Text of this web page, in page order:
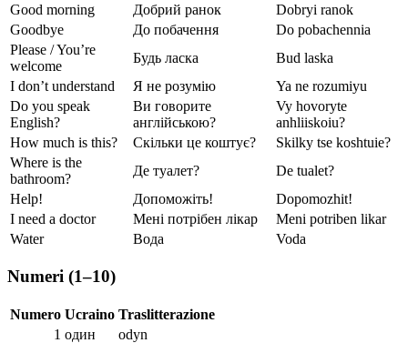
Good morning
Добрий ранок
Dobryi ranok
Goodbye
До побачення
Do pobachennia
Please / You’re
welcome
Будь ласка
Bud laska
I don’t understand
Я не розумію
Ya ne rozumiyu
Do you speak
English?
Ви говорите
англійською?
Vy hovoryte
anhliiskoiu?
How much is this?
Скільки це коштує?
Skilky tse koshtuie?
Where is the
bathroom?
Де туалет?
De tualet?
Help!
Допоможіть!
Dopomozhit!
I need a doctor
Мені потрібен лікар
Meni potriben likar
Water
Вода Voda
Numeri (1–10)
Numero Ucraino Traslitterazione
1 один
odyn